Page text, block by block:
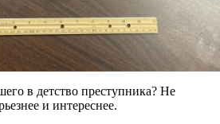
в детство преступника? Не
и интереснее.